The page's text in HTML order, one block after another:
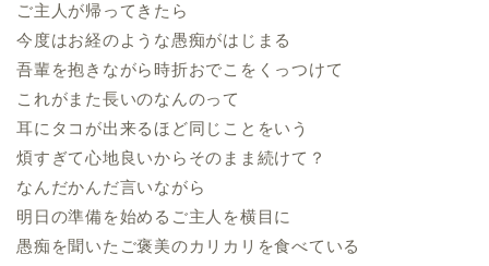
ご主人が帰ってきたら
今度はお経のような愚痴がはじまる
吾輩を抱きながら時折おでこをくっつけて
これがまた長いのなんのって
耳にタコが出来るほど同じことをいう
煩すぎて心地良いからそのまま続けて？
なんだかんだ言いながら
明日の準備を始めるご主人を横目に
愚痴を聞いたご褒美のカリカリを食べている